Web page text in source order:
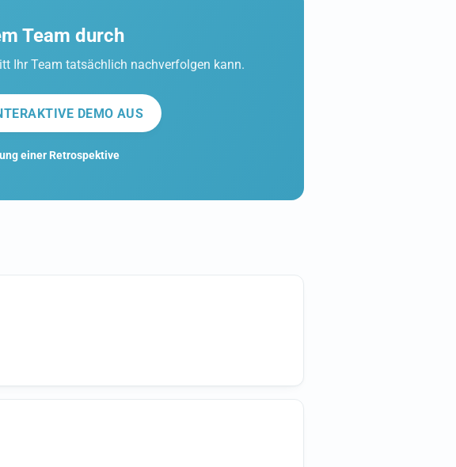
Team durch
Ihr Team tatsächlich nachverfolgen kann.
DEMO AUS
einer Retrospektive